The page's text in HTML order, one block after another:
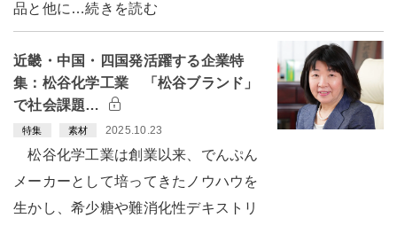
品と他に…続きを読む
近畿・中国・四国発活躍する企業特
集：松谷化学工業 「松谷ブランド」
で社会課題…
特集 素材 2025.10.23
松谷化学工業は創業以来、でんぷん
メーカーとして培ってきたノウハウを
生かし、希少糖や難消化性デキストリ